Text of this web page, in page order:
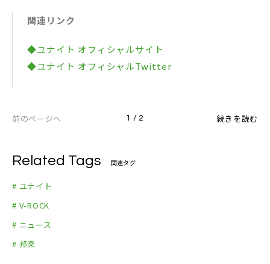
03. 必殺 (椎名未緒 爆上げver.)
05. オーディオコメンタリー (椎名未緒 ver.)
▼LiN・爆上げ盤：DCUN-38
03. 必殺 (LiN 爆上げver.)
05. オーディオコメンタリー (LiN ver.)
▼ハク・爆上げ盤：DCUN-39
01. ふわり (ハク 爆上げver.)
02. FAQT (ハク 爆上げver.)
03. 必殺 (ハク 爆上げver.)
（問）DISK GARAGE 050-5533-0888
・未成年チケット：￥1,000(税込・指定席)※キャッ
シュバックで実質無料
※営利目的の転売禁止・転売チケットの入場不可
・配信チケット：￥4,000(税込)
※配信チケット詳細は後日発表
■未成年チケットについて■
※公演当日(2022年3月29日)、20歳未満19歳以下の方
のみ有効となります。入場時に年齢の確認を致しま
関連リンク
◆ユナイト オフィシャルサイト
◆ユナイト オフィシャルTwitter
前のページへ 1 / 2 続きを読む
Related Tags 関連タグ
# ユナイト
# V-ROCK
# ニュース
# 邦楽